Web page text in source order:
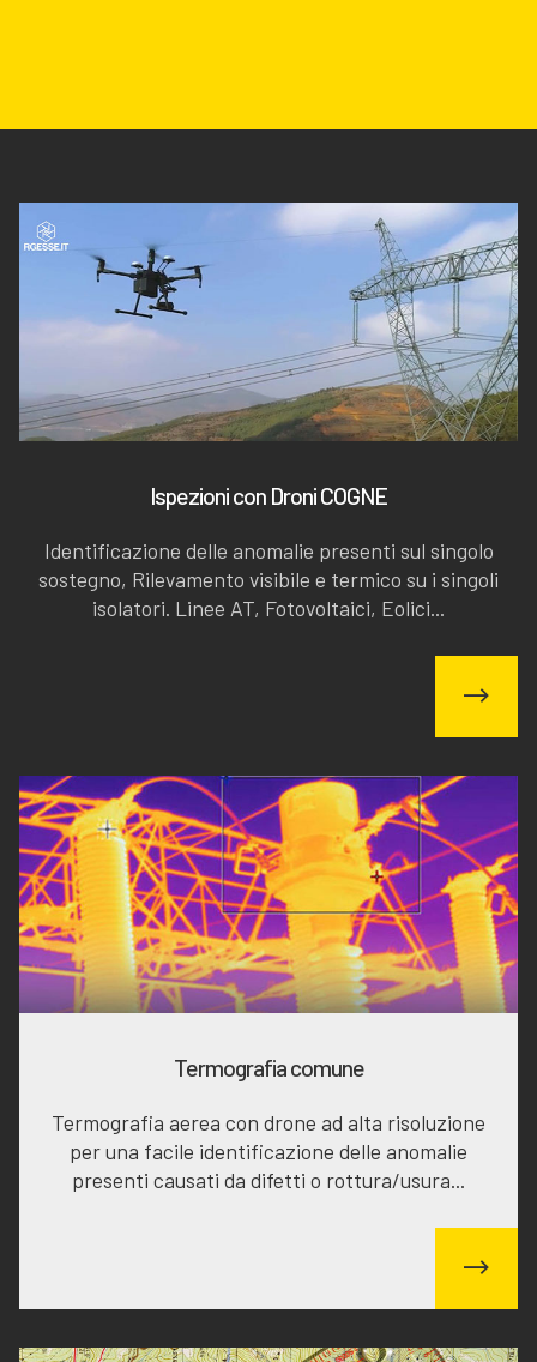
Ispezioni con Droni COGNE
Identificazione delle anomalie presenti sul singolo
sostegno, Rilevamento visibile e termico su i singoli
isolatori. Linee AT, Fotovoltaici, Eolici...
Termografia comune
Termografia aerea con drone ad alta risoluzione
per una facile identificazione delle anomalie
presenti causati da difetti o rottura/usura...